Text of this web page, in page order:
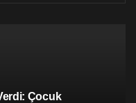
Çocuk